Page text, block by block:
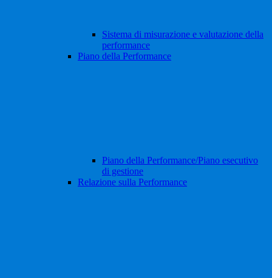
Sistema di misurazione e valutazione della
performance
Piano della Performance
Piano della Performance/Piano esecutivo
di gestione
Relazione sulla Performance